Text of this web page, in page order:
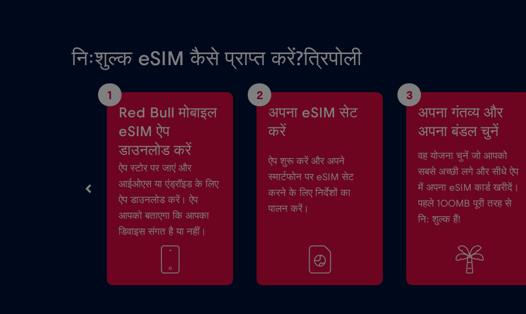
निःशुल्क eSIM कैसे प्राप्त करें?त्रिपोली
1
Red Bull मोबाइल
eSIM ऐप
डाउनलोड करें
ऐप स्टोर पर जाएं और
आईओएस या एंड्रॉइड के लिए
ऐप डाउनलोड करें। ऐप
आपको बताएगा कि आपका
डिवाइस संगत है या नहीं।
2
अपना eSIM सेट
करें
ऐप शुरू करें और अपने
स्मार्टफोन पर eSIM सेट
करने के लिए निर्देशों का
पालन करें।
3
अपना गंतव्य और
अपना बंडल चुनें
वह योजना चुनें जो आपको
सबसे अच्छी लगे और सीधे ऐप
में अपना eSIM कार्ड खरीदें।
पहले 100MB पूरी तरह से
नि: शुल्क हैं!